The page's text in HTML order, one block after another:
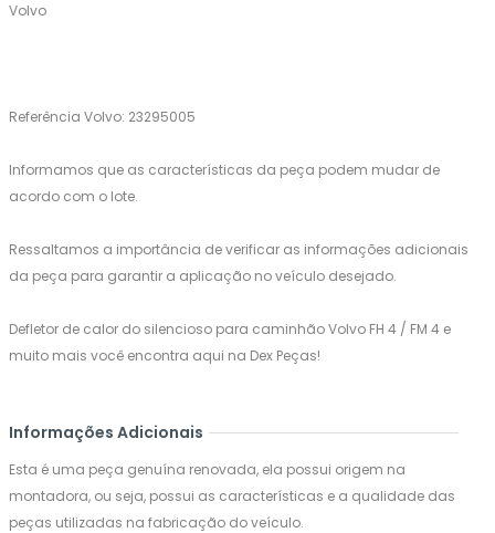
Volvo
Referência Volvo: 23295005
Informamos que as características da peça podem mudar de
acordo com o lote.
Ressaltamos a importância de verificar as informações adicionais
da peça para garantir a aplicação no veículo desejado.
Defletor de calor do silencioso para caminhão Volvo FH 4 / FM 4 e
muito mais você encontra aqui na Dex Peças!
Informações Adicionais
Esta é uma peça genuína renovada, ela possui origem na
montadora, ou seja, possui as características e a qualidade das
peças utilizadas na fabricação do veículo.